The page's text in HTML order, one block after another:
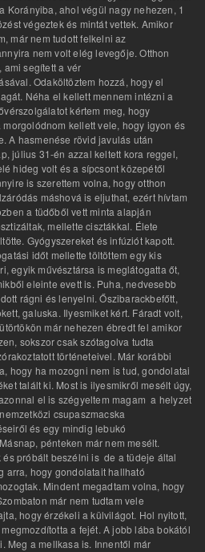
Korányiba, ahol végül nagy nehezen, 1
végeztek és mintát vettek. Amikor
már nem tudott felkelni az
nem volt elég levegője. Otthon
ami segített a vér
Odaköltöztem hozzá, hogy el
Néha el kellett mennem intézni a
kértem meg, hogy
kellett vele, hogy igyon és
A hasmenése rövid javulás után
július 31-én azzal keltett kora reggel,
hideg volt és a sípcsont közepétől
is szerettem volna, hogy otthon
máshová is eljuthat, ezért hívtam
a tüdőből vett minta alapján
mellette cisztákkal. Élete
Gyógyszereket és infúziót kapott.
időt mellette töltöttem egy kis
egyik művésztársa is meglátogatta őt,
eleinte evett is. Puha, nedvesebb
rágni és lenyelni. Őszibarackbefőtt,
galuska. Ilyesmiket kért. Fáradt volt,
már nehezen ébredt fel amikor
sokszor csak szótagolva tudta
történeteivel. Már korábbi
hogy ha mozogni nem is tud, gondolatai
talált ki. Most is ilyesmikről mesélt úgy,
el is szégyeltem magam a helyzet
csupaszmacska
és egy mindig lebukó
pénteken már nem mesélt.
és próbált beszélni is de a tüdeje által
arra, hogy gondolatait hallható
Mindent megadtam volna, hogy
már nem tudtam vele
hogy érzékeli a külvilágot. Hol nyitott,
a fejét. A jobb lába bokától
Meg a mellkasa is. Innentől már